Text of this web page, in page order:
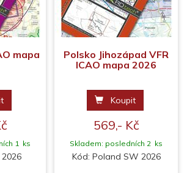
mapa
1 ks
Polsko Jihozápad VFR
ICAO mapa 2026
Koupit
569,- Kč
Skladem: posledních 2 ks
Kód: Poland SW 2026